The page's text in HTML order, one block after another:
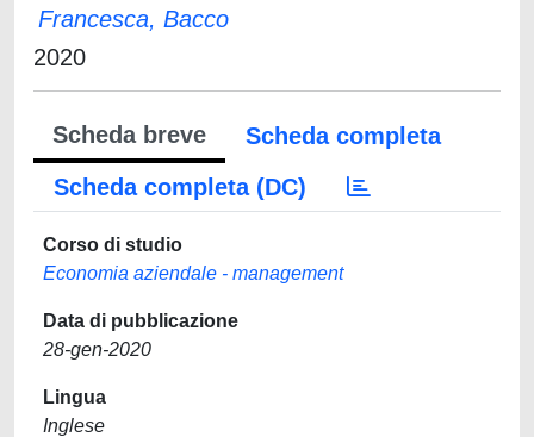
Francesca, Bacco
2020
Scheda breve
Scheda completa
Scheda completa (DC)
Corso di studio
Economia aziendale - management
Data di pubblicazione
28-gen-2020
Lingua
Inglese